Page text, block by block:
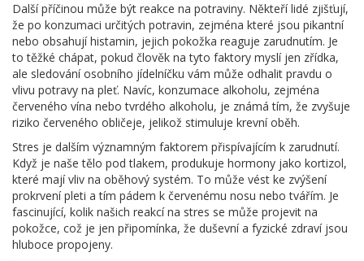
Další příčinou může být reakce na potraviny. Někteří lidé zjišťují,
že po konzumaci určitých potravin, zejména které jsou pikantní
nebo obsahují histamin, jejich pokožka reaguje zarudnutím. Je
to těžké chápat, pokud člověk na tyto faktory myslí jen zřídka,
ale sledování osobního jídelníčku vám může odhalit pravdu o
vlivu potravy na pleť. Navíc, konzumace alkoholu, zejména
červeného vína nebo tvrdého alkoholu, je známá tím, že zvyšuje
riziko červeného obličeje, jelikož stimuluje krevní oběh.
Stres je dalším významným faktorem přispívajícím k zarudnutí.
Když je naše tělo pod tlakem, produkuje hormony jako kortizol,
které mají vliv na oběhový systém. To může vést ke zvýšení
prokrvení pleti a tím pádem k červenému nosu nebo tvářím. Je
fascinující, kolik našich reakcí na stres se může projevit na
pokožce, což je jen připomínka, že duševní a fyzické zdraví jsou
hluboce propojeny.